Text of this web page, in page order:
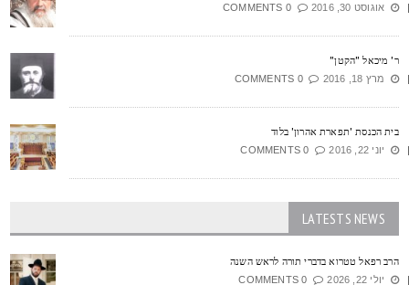
אוגוסט 30, 2016 0 COMMENTS
מיכאל "הקטן"
מרץ 18, 2016 0 COMMENTS
הכנסת 'תפארת אהרון' בלוד
יוני 22, 2016 0 COMMENTS
LATESTS NEWS
רפאל טטרוא בדברי תורה לראש השנה
יולי 22, 2026 0 COMMENTS